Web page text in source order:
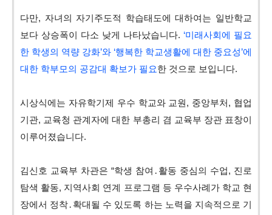
다만, 자녀의 자기주도적 학습태도에 대하여는 일반학교
보다 상승폭이 다소 낮게 나타났습니다. ‘미래사회에 필요
한 학생의 역량 강화’와 ‘행복한 학교생활에 대한 중요성’에
대한 학부모의 공감대 확보가 필요한 것으로 보입니다.
시상식에는 자유학기제 우수 학교와 교원, 중앙부처, 협업
기관, 교육청 관계자에 대한 부총리 겸 교육부 장관 표창이
이루어졌습니다.
김신호 교육부 차관은 “학생 참여․활동 중심의 수업, 진로
탐색 활동, 지역사회 연계 프로그램 등 우수사례가 학교 현
장에서 정착․확대될 수 있도록 하는 노력을 지속적으로 기